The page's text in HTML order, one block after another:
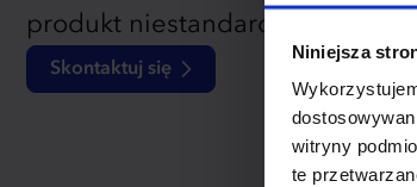
Niniejsza
witryny
te
produkt niestandardowy.
Skontaktuj się